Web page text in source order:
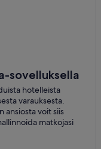
sovelluksella
hotelleista
varauksesta.
ansiosta voit siis
matkojasi